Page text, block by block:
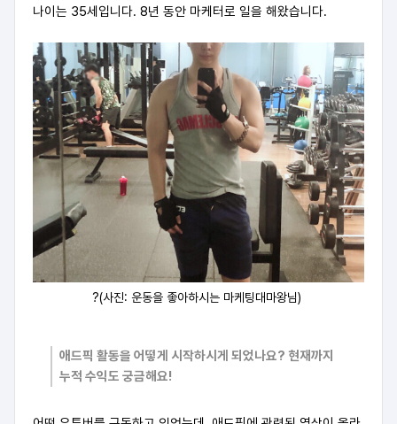
나이는 35세입니다. 8년 동안 마케터로 일을 해왔습니다.
?(사진: 운동을 좋아하시는 마케팅대마왕님)
애드픽 활동을 어떻게 시작하시게 되었나요? 현재까지
누적 수익도 궁금해요!